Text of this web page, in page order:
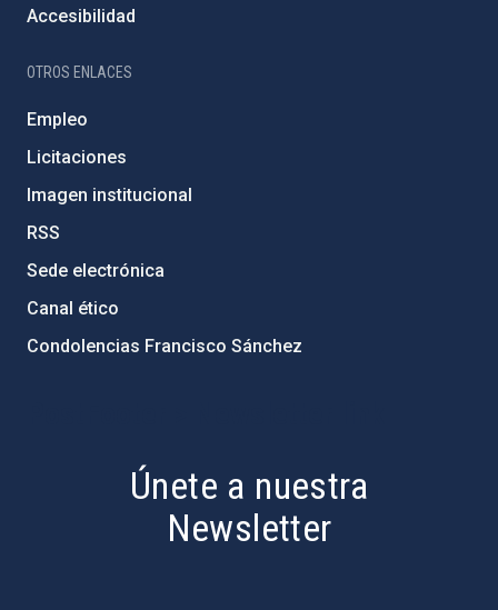
Accesibilidad
OTROS ENLACES
Empleo
Licitaciones
Imagen institucional
RSS
Sede electrónica
Canal ético
Condolencias Francisco Sánchez
Únete a nuestra
Newsletter